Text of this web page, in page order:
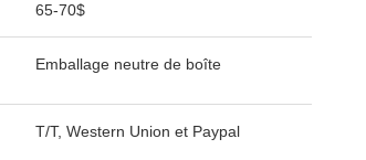
65-70$
Emballage neutre de boîte
T/T, Western Union et Paypal